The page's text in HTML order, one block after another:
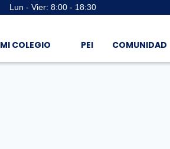
Lun - Vier: 8:00 - 18:30
MI COLEGIO PEI COMUNIDAD